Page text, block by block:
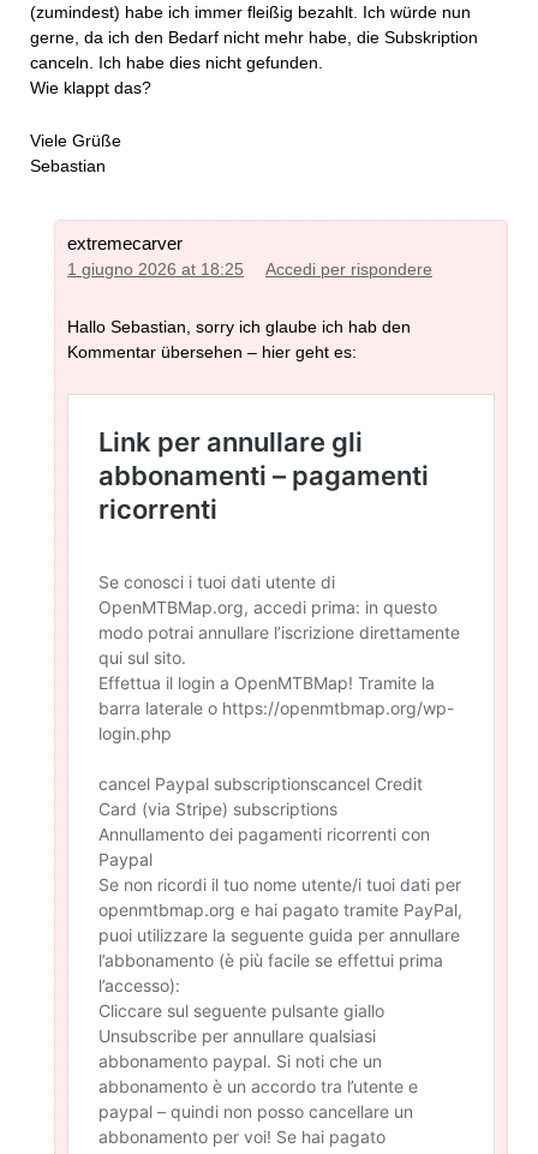
(zumindest) habe ich immer fleißig bezahlt. Ich würde nun
gerne, da ich den Bedarf nicht mehr habe, die Subskription
canceln. Ich habe dies nicht gefunden.
Wie klappt das?
Viele Grüße
Sebastian
extremecarver
1 giugno 2026 at 18:25 Accedi per rispondere
Hallo Sebastian, sorry ich glaube ich hab den
Kommentar übersehen – hier geht es: